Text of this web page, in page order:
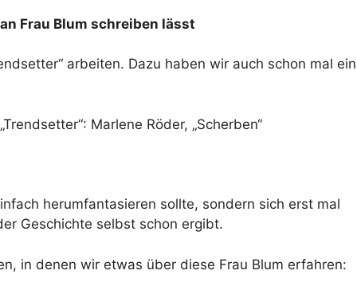
Frau Blum schreiben lässt
arbeiten. Dazu haben wir auch schon mal ein
Marlene Röder, „Scherben“
herumfantasieren sollte, sondern sich erst mal
Geschichte selbst schon ergibt.
in denen wir etwas über diese Frau Blum erfahren: